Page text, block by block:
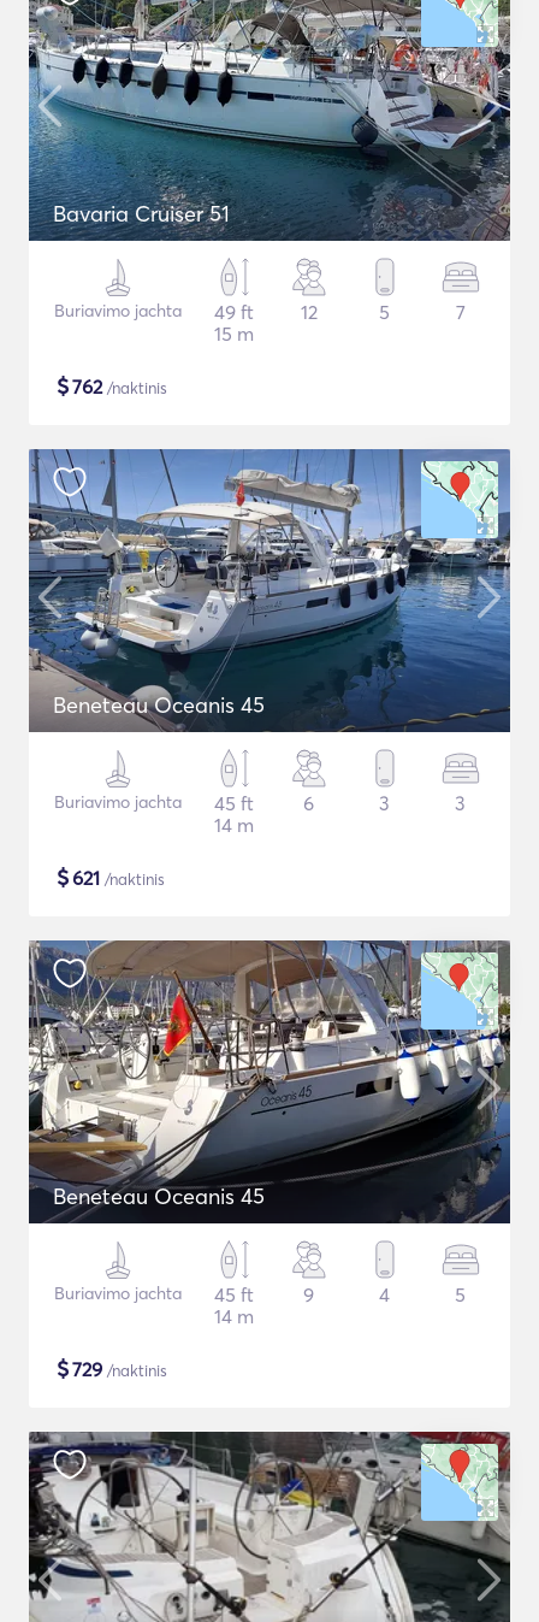
Bavaria Cruiser 51
Buriavimo jachta
49 ft
15 m
12 5 7
$762/naktinis
Beneteau Oceanis 45
Buriavimo jachta
45 ft
14 m
6 3 3
$621 /naktinis
Beneteau Oceanis 45
Buriavimo jachta
45 ft
14 m
9 4 5
$729 /naktinis